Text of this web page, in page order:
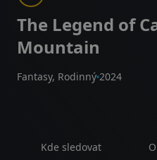
The Legend of
Mountain
Fantasy, Rodinný 2024
Kde sledovat